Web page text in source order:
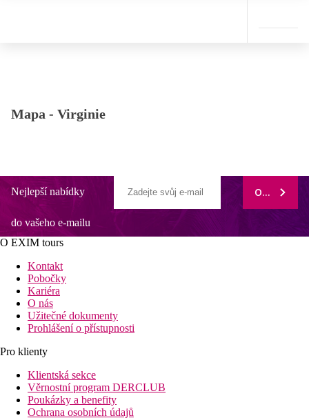
Mapa - Virginie
Nejlepší nabídky
do vašeho e-mailu
ODEBÍRAT
O EXIM tours
Kontakt
Pobočky
Kariéra
O nás
Užitečné dokumenty
Prohlášení o přístupnosti
Pro klienty
Klientská sekce
Věrnostní program DERCLUB
Poukázky a benefity
Ochrana osobních údajů